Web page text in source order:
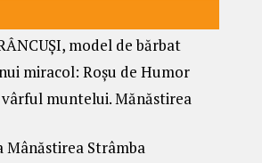
model de bărbat
miracol: Roșu de Humor
muntelui. Mănăstirea
Mânăstirea Strâmba